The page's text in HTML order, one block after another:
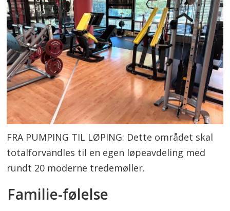
FRA PUMPING TIL LØPING: Dette området skal
totalforvandles til en egen løpeavdeling med
rundt 20 moderne tredemøller.
Familie-følelse